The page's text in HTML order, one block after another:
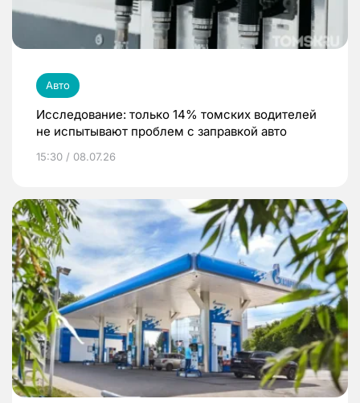
Авто
Исследование: только 14% томских водителей
не испытывают проблем с заправкой авто
15:30 / 08.07.26